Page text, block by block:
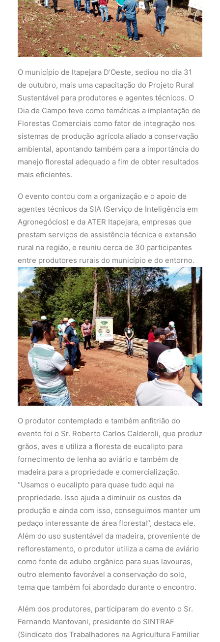
O município de Itapejara D’Oeste, sediou no dia 31
de outubro, mais uma capacitação do Projeto Rural
Sustentável para produtores e agentes técnicos. O
Dia de Campo teve como temáticas a implantação de
Florestas Comerciais como fator de integração nos
sistemas de produção agrícola aliado a conservação
ambiental, apontando também para a importância do
manejo florestal adequado a fim de obter resultados
mais eficientes.
O evento contou com a organização e o apoio de
agentes técnicos da SIA (Serviço de Inteligência em
Agronegócios) e da ATER Itapejara, empresas que
prestam serviços de assistência técnica e extensão
rural na região, e reuniu cerca de 30 participantes
entre produtores rurais do município e do entorno.
O produtor contemplado e também anfitrião do
evento foi o Sr. Roberto Carlos Calderoli, que produz
grãos, aves e utiliza a floresta de eucalipto para
fornecimento de lenha ao aviário e também de
madeira para a propriedade e comercialização.
“Usamos o eucalipto para quase tudo aqui na
propriedade. Isso ajuda a diminuir os custos da
produção e ainda com isso, conseguimos manter um
pedaço interessante de área florestal”, destaca ele.
Além do uso sustentável da madeira, proveniente de
reflorestamento, o produtor utiliza a cama de aviário
como fonte de adubo orgânico para suas lavouras,
outro elemento favorável a conservação do solo,
tema que também foi abordado durante o encontro.
Além dos produtores, participaram do evento o Sr.
Fernando Mantovani, presidente do SINTRAF
(Sindicato dos Trabalhadores na Agricultura Familiar